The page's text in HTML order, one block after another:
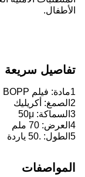
الأطفال.
تفاصيل سريعة
1مادة: فيلم BOPP
2الصمغ: أكريليك
3السماكة: 50
μ
4العرض: 70 ملم
5الطول: .50 ياردة
المواصفات